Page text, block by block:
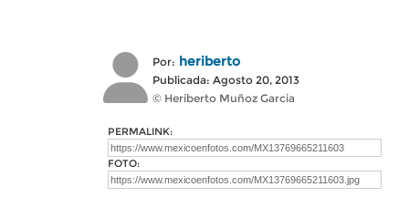
Por: heriberto
Publicada: Agosto 20, 2013
© Heriberto Muñoz Garcia
PERMALINK:
FOTO: